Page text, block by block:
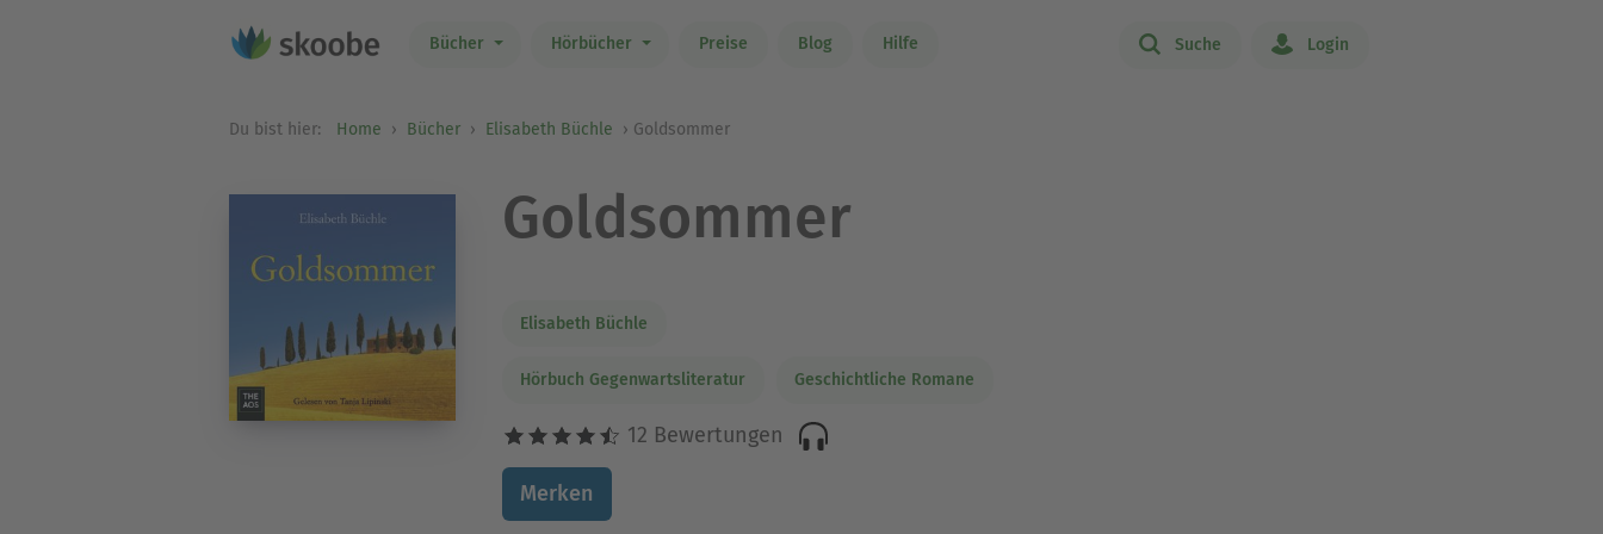
Bücher Hörbücher Preise Blog Hilfe Suche Login
Du bist hier: Home Bücher Elisabeth Büchle Goldsommer
Goldsommer
Elisabeth Büchle
Hörbuch Gegenwartsliteratur Geschichtliche Romane
12 Bewertungen
Merken